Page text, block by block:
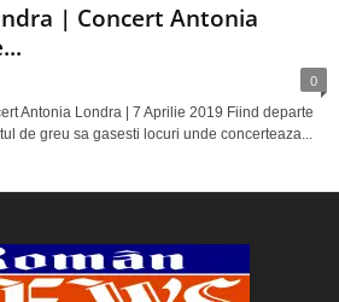
| Concert Antonia
0
Antonia Londra | 7 Aprilie 2019 Fiind departe
de greu sa gasesti locuri unde concerteaza...